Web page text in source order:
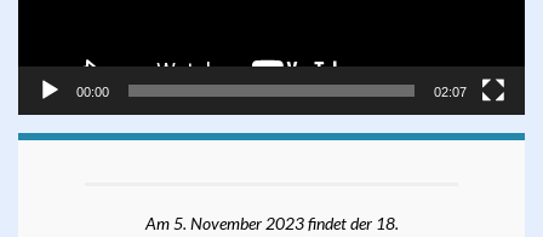
00:00 02:07
Am 5. November 2023 findet der 18.